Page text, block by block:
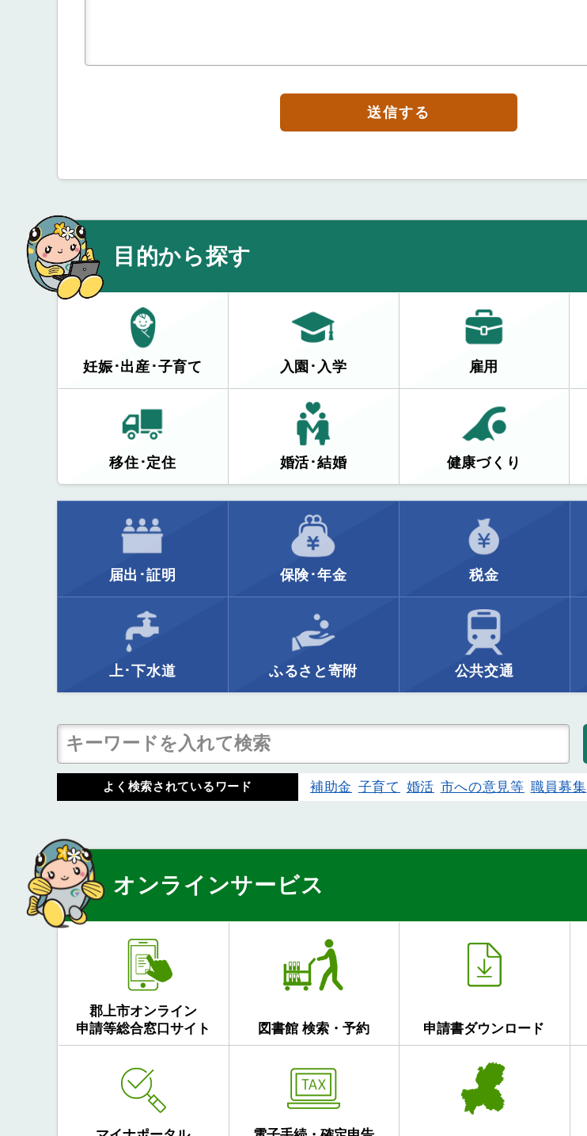
送信する
目的から探す
妊娠･出産･子育て 入園･入学 雇用
移住･定住 婚活･結婚 健康づくり
届出･証明 保険･年金 税金
上･下水道 ふるさと寄附 公共交通
よく検索されているワード 補助金 子育て 婚活 市への意見等 職員募集
オンラインサービス
郡上市オンライン
申請等総合窓口サイト
図書館 検索・予約 申請書ダウンロード